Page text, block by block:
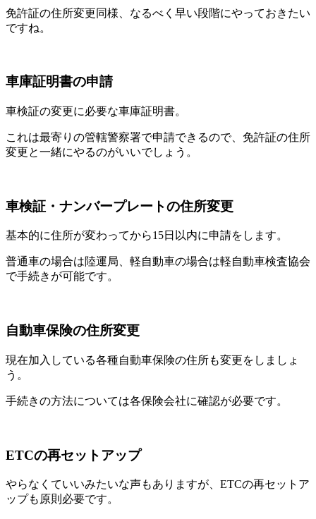
免許証の住所変更同様、なるべく早い段階にやっておきたい
ですね。
車庫証明書の申請
車検証の変更に必要な車庫証明書。
これは最寄りの管轄警察署で申請できるので、免許証の住所
変更と一緒にやるのがいいでしょう。
車検証・ナンバープレートの住所変更
基本的に住所が変わってから15日以内に申請をします。
普通車の場合は陸運局、軽自動車の場合は軽自動車検査協会
で手続きが可能です。
自動車保険の住所変更
現在加入している各種自動車保険の住所も変更をしましょ
う。
手続きの方法については各保険会社に確認が必要です。
ETCの再セットアップ
やらなくていいみたいな声もありますが、ETCの再セットア
ップも原則必要です。